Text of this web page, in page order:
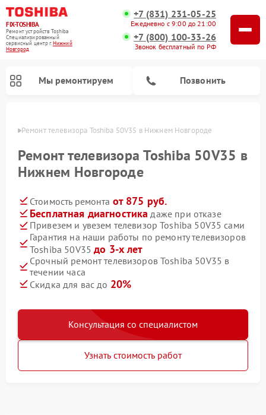
FIX-TOSHIBA
Ремонт устройств Toshiba
Специализированный
cервисный центр г.Нижний
Новгород
+7 (831) 231-05-25
Ежедневно с 9:00 до 21:00
+7 (800) 100-33-26
Звонок бесплатный по РФ
Мы ремонтируем Позвонить
Ремонт телевизора Toshiba 50V35 в Нижнем Новгороде
Ремонт телевизора Toshiba 50V35 в
Нижнем Новгороде
Стоимость ремонта от 875 руб.
Бесплатная диагностика даже при отказе
Привезем и увезем телевизор Toshiba 50V35 сами
Гарантия на наши работы по ремонту телевизоров
Toshiba 50V35до 3-х лет
Срочный ремонт телевизоров Toshiba 50V35 в
течении часа
Скидка для вас до 20%
Консультация со специалистом
Узнать стоимость работ